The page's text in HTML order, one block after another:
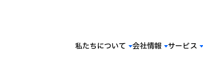
私たちについて 会社情報 サービス